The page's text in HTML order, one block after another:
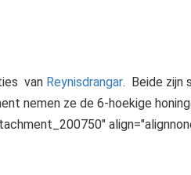
van Reynisdrangar. Beide zijn
nemen ze de 6-hoekige